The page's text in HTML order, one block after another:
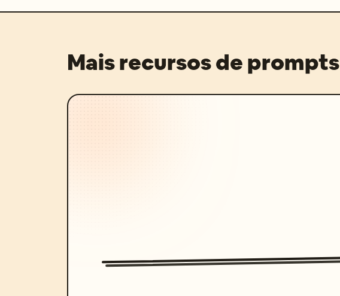
Mais recursos de prompts